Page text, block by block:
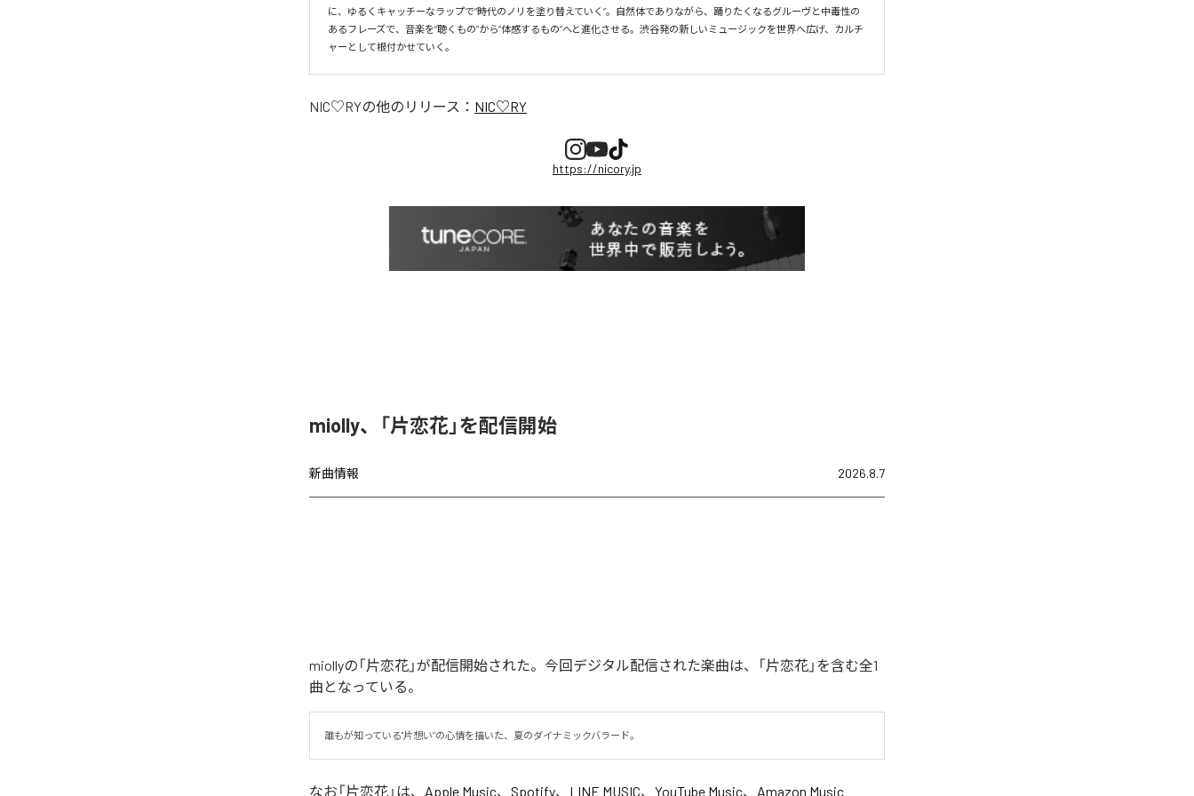
に、ゆるくキャッチーなラップで“時代のノリを塗り替えていく”。自然体でありながら、踊りたくなるグルーヴと中毒性の
あるフレーズで、音楽を“聴くもの”から“体感するもの”へと進化させる。渋谷発の新しいミュージックを世界へ広げ、カルチ
ャーとして根付かせていく。
NIC♡RYの他のリリース： NIC♡RY
https://nicory.jp
miolly、「片恋花」を配信開始
新曲情報 2026.8.7
miollyの「片恋花」が配信開始された。今回デジタル配信された楽曲は、「片恋花」を含む全1
曲となっている。
誰もが知っている"片想い”の心情を描いた、夏のダイナミックバラード。
なお「片恋花 」は、 Apple Music、 Spotify、 LINE MUSIC、 YouTube Music、 Amazon Music